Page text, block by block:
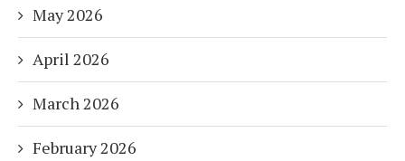
May 2026
April 2026
March 2026
February 2026